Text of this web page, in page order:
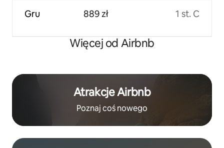
Gru 889 zł 1 st. C
Więcej od Airbnb
Atrakcje Airbnb
Poznaj coś nowego